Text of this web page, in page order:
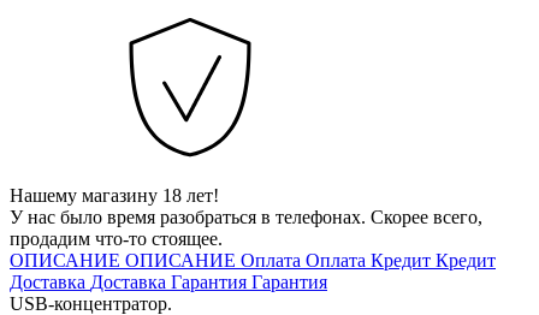
Нашему магазину 18 лет!
У нас было время разобраться в телефонах. Скорее всего,
продадим что-то стоящее.
ОПИСАНИЕ ОПИСАНИЕ Оплата Оплата Кредит Кредит
Доставка Доставка Гарантия Гарантия
USB-концентратор.